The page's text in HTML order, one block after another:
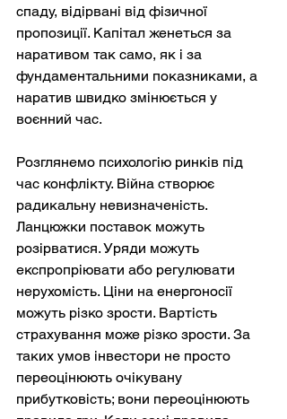
спаду, відірвані від фізичної
пропозиції. Капітал женеться за
наративом так само, як і за
фундаментальними показниками, а
наратив швидко змінюється у
воєнний час.
Розглянемо психологію ринків під
час конфлікту. Війна створює
радикальну невизначеність.
Ланцюжки поставок можуть
розірватися. Уряди можуть
експропріювати або регулювати
нерухомість. Ціни на енергоносії
можуть різко зрости. Вартість
страхування може різко зрости. За
таких умов інвестори не просто
переоцінюють очікувану
прибутковість; вони переоцінюють